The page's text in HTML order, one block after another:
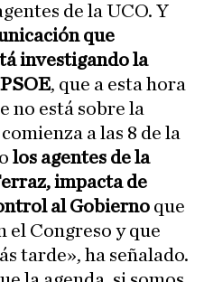
de la UCO. Y
que
investigando la
, que a esta hora
no está sobre la
a las 8 de la
los agentes de la
impacta de
al Gobierno que
el Congreso y que
tarde», ha señalado.